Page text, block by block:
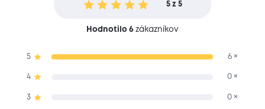
5 z 5
Hodnotilo 6zákazníkov
5 6 ×
4 0 ×
3 0 ×